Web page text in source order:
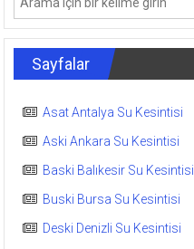
Sayfalar
Asat Antalya Su Kesintisi
Aski Ankara Su Kesintisi
Baski Balıkesir Su Kesintisi
Buski Bursa Su Kesintisi
Deski Denizli Su Kesintisi